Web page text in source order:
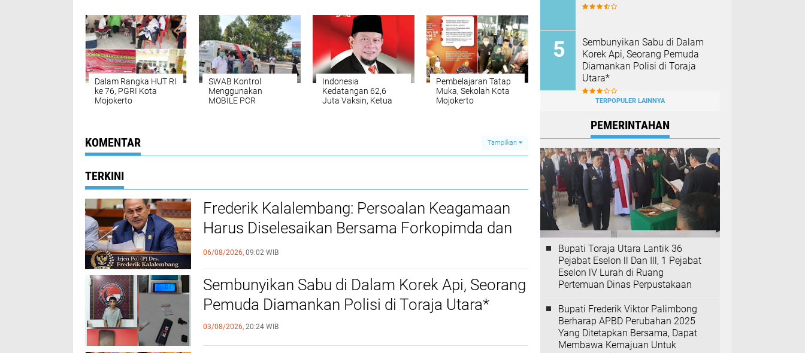
Ummat
Dalam Rangka HUT RI
ke 76, PGRI Kota
Mojokerto
SWAB Kontrol
Menggunakan
MOBILE PCR
Indonesia
Kedatangan 62,6
Juta Vaksin, Ketua
Pembelajaran Tatap
Muka, Sekolah Kota
Mojokerto
KOMENTAR Tampilkan
TERKINI
Frederik Kalalembang: Persoalan Keagamaan
Harus Diselesaikan Bersama Forkopimda dan
FKUB
06/08/2026, 09:02 WIB
Sembunyikan Sabu di Dalam Korek Api, Seorang
Pemuda Diamankan Polisi di Toraja Utara*
03/08/2026, 20:24 WIB
Sembunyikan Sabu di Dalam
Korek Api, Seorang Pemuda
Diamankan Polisi di Toraja
Utara*
TERPOPULER LAINNYA
PEMERINTAHAN
Bupati Toraja Utara Lantik 36
Pejabat Eselon ll Dan Ill, 1 Pejabat
Eselon lV Lurah di Ruang
Pertemuan Dinas Perpustakaan
Bupati Frederik Viktor Palimbong
Berharap APBD Perubahan 2025
Yang Ditetapkan Bersama, Dapat
Membawa Kemajuan Untuk